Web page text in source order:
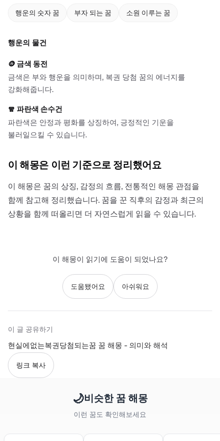
행운의 숫자 꿈 부자 되는 꿈 소원 이루는 꿈
행운의 물건
🪙 금색 동전
금색은 부와 행운을 의미하며, 복권 당첨 꿈의 에너지를
강화해줍니다.
🧣 파란색 손수건
파란색은 안정과 평화를 상징하여, 긍정적인 기운을
불러일으킬 수 있습니다.
이 해몽은 이런 기준으로 정리했어요
이 해몽은 꿈의 상징, 감정의 흐름, 전통적인 해몽 관점을
함께 참고해 정리했습니다. 꿈을 꾼 직후의 감정과 최근의
상황을 함께 떠올리면 더 자연스럽게 읽을 수 있습니다.
이 해몽이 읽기에 도움이 되었나요?
도움됐어요 아쉬워요
이 글 공유하기
현실에없는복권당첨되는꿈 꿈 해몽 - 의미와 해석
링크 복사
🌙비슷한 꿈 해몽
이런 꿈도 확인해보세요